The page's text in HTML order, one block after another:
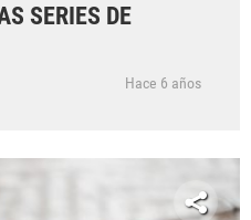
SERIES DE
Hace 6 años